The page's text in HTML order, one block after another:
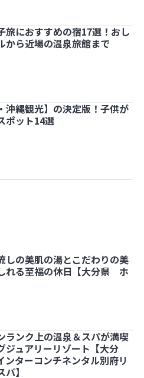
0～2歳児】に優しい観光地&
17選！おしゃれホテルから近
旅におすすめの宿17選！おし
から近場の温泉旅館まで
版！子供が喜ぶ体験スポット
沖縄観光】の決定版！子供が
ポット14選
だわりの美食に酔いしれる
しの美肌の湯とこだわりの美
れる至福の休日【大分県 ホ
ランク上の温泉＆スパが満喫
ジュアリーリゾート【大分
ターコンチネンタル別府リ
】